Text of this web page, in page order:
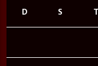
D S T